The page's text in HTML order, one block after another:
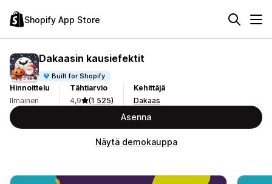
Shopify App Store
Dakaasin kausiefektit
Built for Shopify
Hinnoittelu
Ilmainen
Tähtiarvio
4,9
(1 525)
Kehittäjä
Dakaas
Asenna
Näytä demokauppa